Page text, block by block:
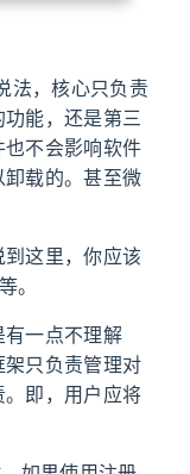
法，核心只负责
能，还是第三
不会影响软件
载的。甚至微
这里，你应该
。
一点不理解
只负责管理对
即，用户应将